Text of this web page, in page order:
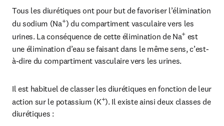
Tous les diurétiques ont pour but de favoriser l’élimination
du sodium (Na+) du compartiment vasculaire vers les
urines. La conséquence de cette élimination de Na+ est
une élimination d’eau se faisant dans le même sens, c’est-
à-dire du compartiment vasculaire vers les urines.
Il est habituel de classer les diurétiques en fonction de leur
action sur le potassium (K+). Il existe ainsi deux classes de
diurétiques :